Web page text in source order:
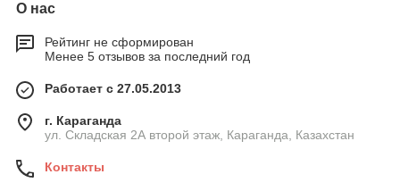
О нас
Рейтинг не сформирован
Менее 5 отзывов за последний год
Работает с 27.05.2013
г. Караганда
ул. Складская 2А второй этаж, Караганда, Казахстан
Контакты